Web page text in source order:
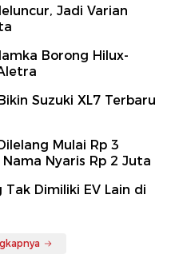
Jadi Varian
Borong Hilux-
Suzuki XL7 Terbaru
Mulai Rp 3
Nyaris Rp 2 Juta
Dimiliki EV Lain di